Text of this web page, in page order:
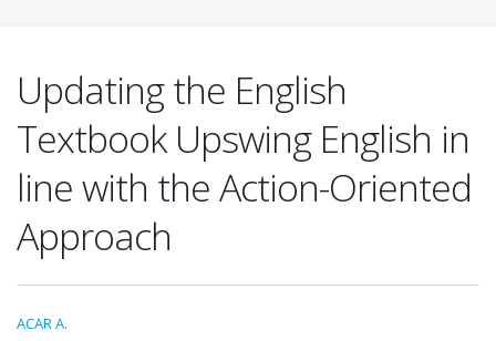
Updating the English
Textbook Upswing English in
line with the Action-Oriented
Approach
ACAR A.